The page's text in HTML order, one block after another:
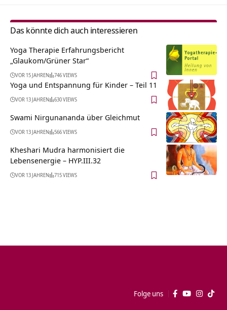
Das könnte dich auch interessieren
Yoga Therapie Erfahrungsbericht
„Glaukom/Grüner Star“
VOR 15 JAHREN 746 VIEWS
Yoga und Entspannung für Kinder – Teil 11
VOR 13 JAHREN 630 VIEWS
Swami Nirgunananda über Gleichmut
VOR 13 JAHREN 566 VIEWS
Kheshari Mudra harmonisiert die
Lebensenergie – HYP.III.32
VOR 13 JAHREN 715 VIEWS
Folge uns